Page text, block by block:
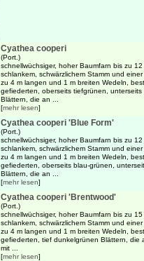
Cyathea cooperi
(Port.)
schnellwüchsiger, hoher Baumfarn bis zu 12
schlankem, schwärzlichem Stamm und
zu 4 m langen und 1 m breiten Wedeln,
gefiederten, oberseits tiefgrünen, unterseits
Blättern, die an ...
[mehr lesen]
Cyathea cooperi 'Blue Form'
(Port.)
schnellwüchsiger, hoher Baumfarn bis zu 12
schlankem, schwärzlichem Stamm und
zu 4 m langen und 1 m breiten Wedeln,
gefiederten, oberseits blau-grünen,
Blättern, die an ...
[mehr lesen]
Cyathea cooperi 'Brentwood'
(Port.)
schnellwüchsiger, hoher Baumfarn bis zu 15
schlankem, schwärzlichem Stamm und
zu 4 m langen und 1 m breiten Wedeln,
gefiederten, tief dunkelgrünen Blättern, die
mit ...
[mehr lesen]